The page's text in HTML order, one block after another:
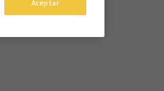
Aceptar